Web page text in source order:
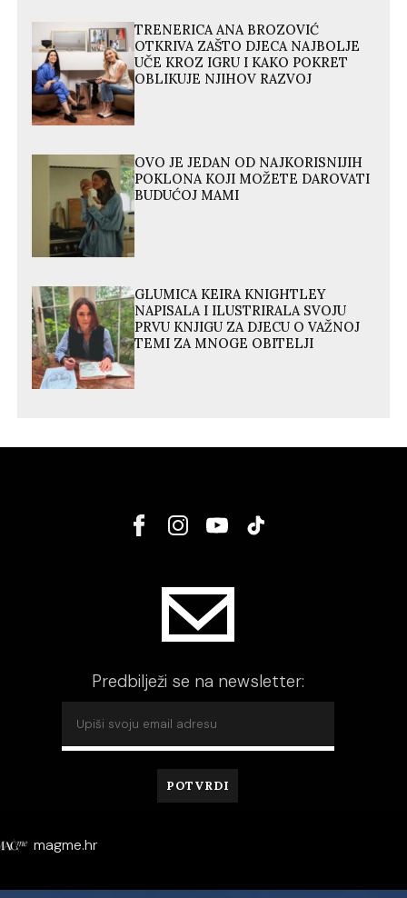
TRENERICA ANA BROZOVIĆ
OTKRIVA ZAŠTO DJECA NAJBOLJE
UČE KROZ IGRU I KAKO POKRET
OBLIKUJE NJIHOV RAZVOJ
OVO JE JEDAN OD NAJKORISNIJIH
POKLONA KOJI MOŽETE DAROVATI
BUDUĆOJ MAMI
GLUMICA KEIRA KNIGHTLEY
NAPISALA I ILUSTRIRALA SVOJU
PRVU KNJIGU ZA DJECU O VAŽNOJ
TEMI ZA MNOGE OBITELJI
Predbilježi se na newsletter:
magme.hr